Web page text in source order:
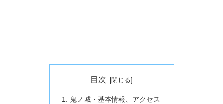
目次
鬼ノ城・基本情報、アクセス